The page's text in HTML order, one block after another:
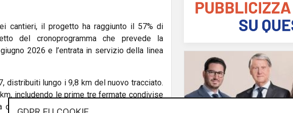
cantieri, il progetto ha raggiunto il 57% di
del cronoprogramma che prevede la
2026 e l’entrata in servizio della linea
distribuiti lungo i 9,8 km del nuovo tracciato.
includendo le prime tre fermate condivise
di Bergamo FS, il cui intervento di